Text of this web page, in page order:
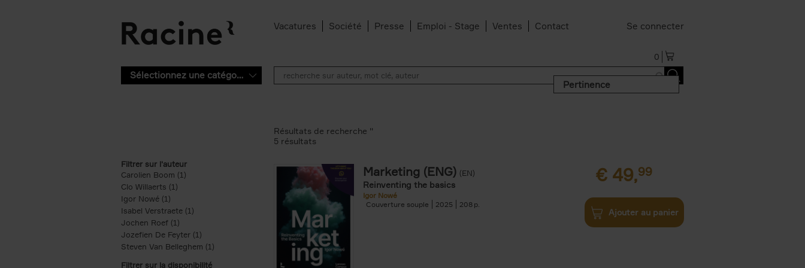
Vacatures Société Presse Emploi - Stage Ventes Contact Se connecter
0
Sélectionnez une catégorie
Pertinence
Filtrer sur l'auteur
Carolien Boom (1)
Clo Willaerts (1)
Igor Nowé (1)
Isabel Verstraete (1) Apply Isabel Verstraete filter
Jochen Roef (1)
Jozefien De Feyter (1) Apply Jozefien De Feyter filter
Steven Van Belleghem (1) Apply Steven Van Belleghem filter
Filtrer sur la disponibilité
Résultats de recherche ''
5 résultats
Marketing (ENG) (EN)
Reinventing the basics
Igor Nowé
Couverture souple
2025 208
€ 49,99
Ajouter au panier